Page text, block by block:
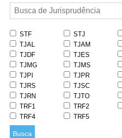
STF STJ
TJAL
TJAM
TJDF
TJES
TJMG
TJMS
TJPI
TJPR
TJRS
TJSC
TJRN
TJTO
TRF1
TRF2
TRF4
TRF5
Busca